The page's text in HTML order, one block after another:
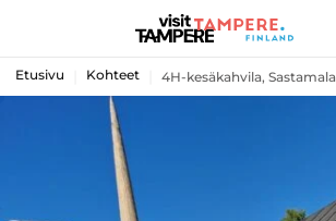
Etusivu Kohteet 4H-kesäkahvila, Sastamala